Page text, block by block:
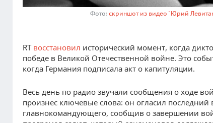
Фото: скриншот из видео "Юрий
RT восстановил исторический момент, когда
победе в Великой Отечественной войне. Это
когда Германия подписала акт о капитуляции.
Весь день по радио звучали сообщения о ходе
произнес ключевые слова: он огласил
главнокомандующего, сообщив о завершении